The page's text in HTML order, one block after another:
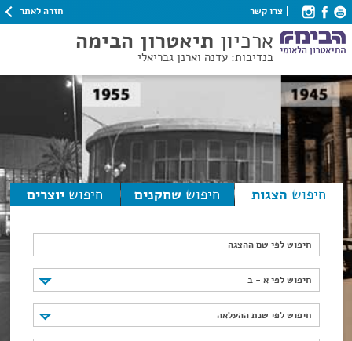
צרו קשר חזרה לאתר
ארכיון תיאטרון הבימה
בנדיבות: עדנה וארנן גבריאלי
חיפוש הצגות חיפוש שחקנים חיפוש יוצרים
חיפוש לפי שם ההצגה
חיפוש לפי א - ב
חיפוש לפי א - ב
חיפוש לפי שנת ההעלאה
חיפוש לפי שנת ההעלאה